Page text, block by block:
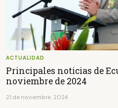
ACTUALIDAD
Principales noticias de
noviembre de 2024
21 de noviembre, 2024